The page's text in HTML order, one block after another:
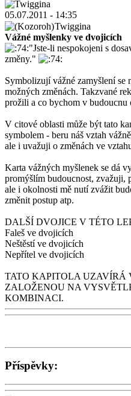
05.07.2011 - 14:35
Twiggina
Vážné myšlenky ve dvojicích
"Jste-li nespokojeni s
změny."
Symbolizují vážné zamyšlení se
možných změnách. Takzvané
prožili a co bychom v budoucnu
V citové oblasti může být tato
symbolem - beru náš vztah
ale i uvažuji o změnách ve
Karta vážných myšlenek se dá
promýšlím budoucnost, zvažuji,
ale i okolnosti mě nutí zvážit
změnit postup atp.
DALŠÍ DVOJICE V TÉTO
Faleš ve dvojicích
Neštěstí ve dvojicích
Nepřítel ve dvojicích
TATO KAPITOLA UZAVÍRÁ
ZALOŽENOU NA
KOMBINACI.
Příspěvky: